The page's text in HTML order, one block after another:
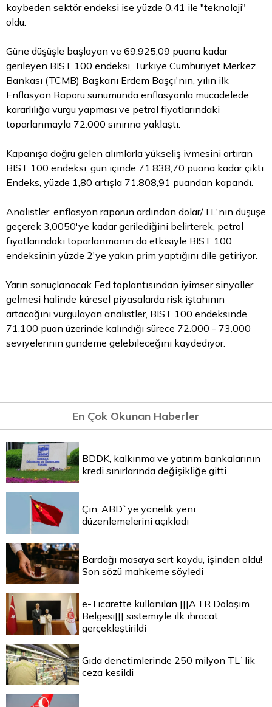
kaybeden sektör endeksi ise yüzde 0,41 ile "teknoloji"
oldu.
Güne düşüşle başlayan ve 69.925,09 puana kadar
gerileyen BIST 100 endeksi, Türkiye Cumhuriyet Merkez
Bankası (TCMB) Başkanı Erdem Başçı'nın, yılın ilk
Enflasyon Raporu sunumunda enflasyonla mücadelede
kararlılığa vurgu yapması ve petrol fiyatlarındaki
toparlanmayla 72.000 sınırına yaklaştı.
Kapanışa doğru gelen alımlarla yükseliş ivmesini artıran
BIST 100 endeksi, gün içinde 71.838,70 puana kadar çıktı.
Endeks, yüzde 1,80 artışla 71.808,91 puandan kapandı.
Analistler, enflasyon raporun ardından dolar/TL'nin düşüşe
geçerek 3,0050'ye kadar gerilediğini belirterek, petrol
fiyatlarındaki toparlanmanın da etkisiyle BIST 100
endeksinin yüzde 2'ye yakın prim yaptığını dile getiriyor.
Yarın sonuçlanacak Fed toplantısından iyimser sinyaller
gelmesi halinde küresel piyasalarda risk iştahının
artacağını vurgulayan analistler, BIST 100 endeksinde
71.100 puan üzerinde kalındığı sürece 72.000 - 73.000
seviyelerinin gündeme gelebileceğini kaydediyor.
En Çok Okunan Haberler
BDDK, kalkınma ve yatırım bankalarının
kredi sınırlarında değişikliğe gitti
Çin, ABD`ye yönelik yeni
düzenlemelerini açıkladı
Bardağı masaya sert koydu, işinden oldu!
Son sözü mahkeme söyledi
e-Ticarette kullanılan |||A.TR Dolaşım
Belgesi||| sistemiyle ilk ihracat
gerçekleştirildi
Gıda denetimlerinde 250 milyon TL`lik
ceza kesildi